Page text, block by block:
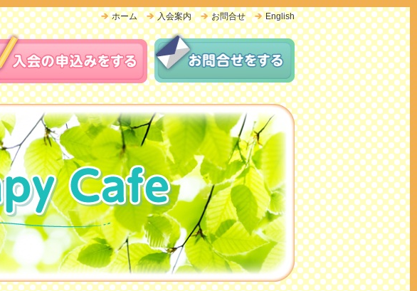
ホーム 入会案内 お問合せ English